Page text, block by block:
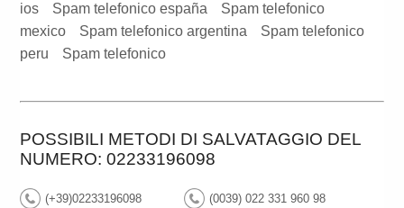
ios
Spam telefonico españa
Spam telefonico
mexico
Spam telefonico argentina
Spam telefonico
peru
Spam telefonico
POSSIBILI METODI DI SALVATAGGIO DEL
NUMERO: 02233196098
(+39)02233196098 (0039) 022 331 960 98